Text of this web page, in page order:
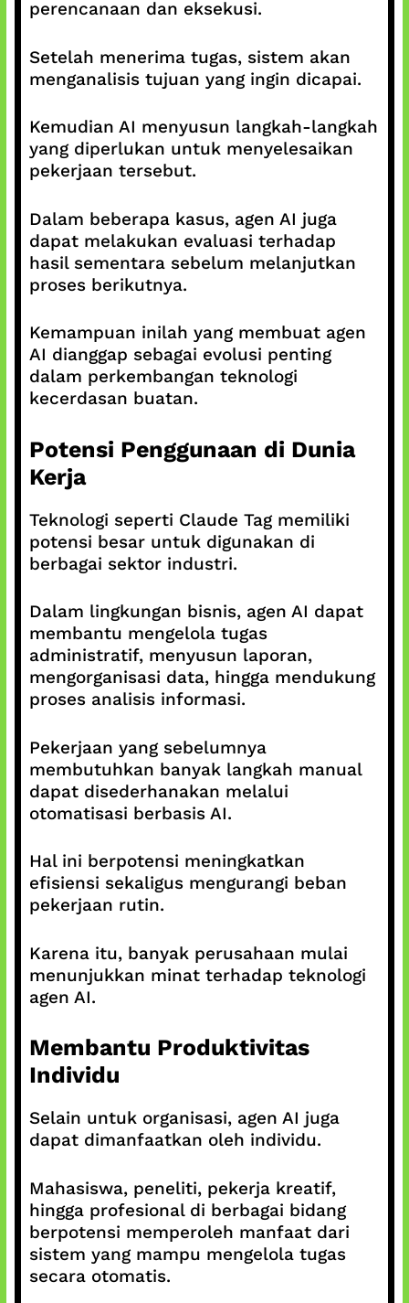
perencanaan dan eksekusi.
Setelah menerima tugas, sistem akan
menganalisis tujuan yang ingin dicapai.
Kemudian AI menyusun langkah-langkah
yang diperlukan untuk menyelesaikan
pekerjaan tersebut.
Dalam beberapa kasus, agen AI juga
dapat melakukan evaluasi terhadap
hasil sementara sebelum melanjutkan
proses berikutnya.
Kemampuan inilah yang membuat agen
AI dianggap sebagai evolusi penting
dalam perkembangan teknologi
kecerdasan buatan.
Potensi Penggunaan di Dunia
Kerja
Teknologi seperti Claude Tag memiliki
potensi besar untuk digunakan di
berbagai sektor industri.
Dalam lingkungan bisnis, agen AI dapat
membantu mengelola tugas
administratif, menyusun laporan,
mengorganisasi data, hingga mendukung
proses analisis informasi.
Pekerjaan yang sebelumnya
membutuhkan banyak langkah manual
dapat disederhanakan melalui
otomatisasi berbasis AI.
Hal ini berpotensi meningkatkan
efisiensi sekaligus mengurangi beban
pekerjaan rutin.
Karena itu, banyak perusahaan mulai
menunjukkan minat terhadap teknologi
agen AI.
Membantu Produktivitas
Individu
Selain untuk organisasi, agen AI juga
dapat dimanfaatkan oleh individu.
Mahasiswa, peneliti, pekerja kreatif,
hingga profesional di berbagai bidang
berpotensi memperoleh manfaat dari
sistem yang mampu mengelola tugas
secara otomatis.